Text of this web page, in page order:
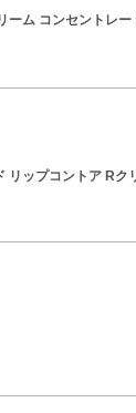
ーム コンセントレー
リップコントア Rク